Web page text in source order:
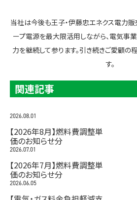
当社は今後も王子・伊藤忠エネクス電力販
ープ電源を最大限活用しながら、電気事
力を継続して参ります。引き続きご愛顧の
す。
関連記事
2026.08.01
【2026年8月】燃料費調整単
価のお知らせ分
2026.07.01
【2026年7月】燃料費調整単
価のお知らせ分
2026.06.05